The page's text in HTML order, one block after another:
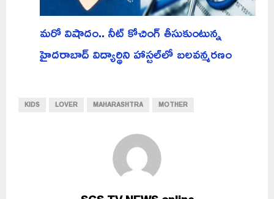
మరో విషాదం.. నీట్ కోచింగ్ తీసుకుంటున్న
హైదరాబాద్ విద్యార్థిని హాస్టల్‌లో బలవన్మరణం
KIDS LOVER MAHARASHTRA MOTHER